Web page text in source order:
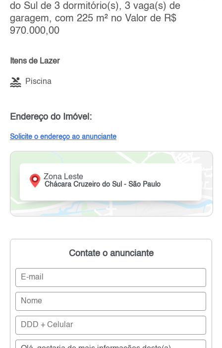
do Sul de 3 dormitório(s), 3 vaga(s) de
garagem, com 225 m² no Valor de R$
970.000,00
Itens de Lazer
Piscina
Endereço do Imóvel:
Solicite o endereço ao anunciante
Zona Leste
Chácara Cruzeiro do Sul - São Paulo
Contate o anunciante